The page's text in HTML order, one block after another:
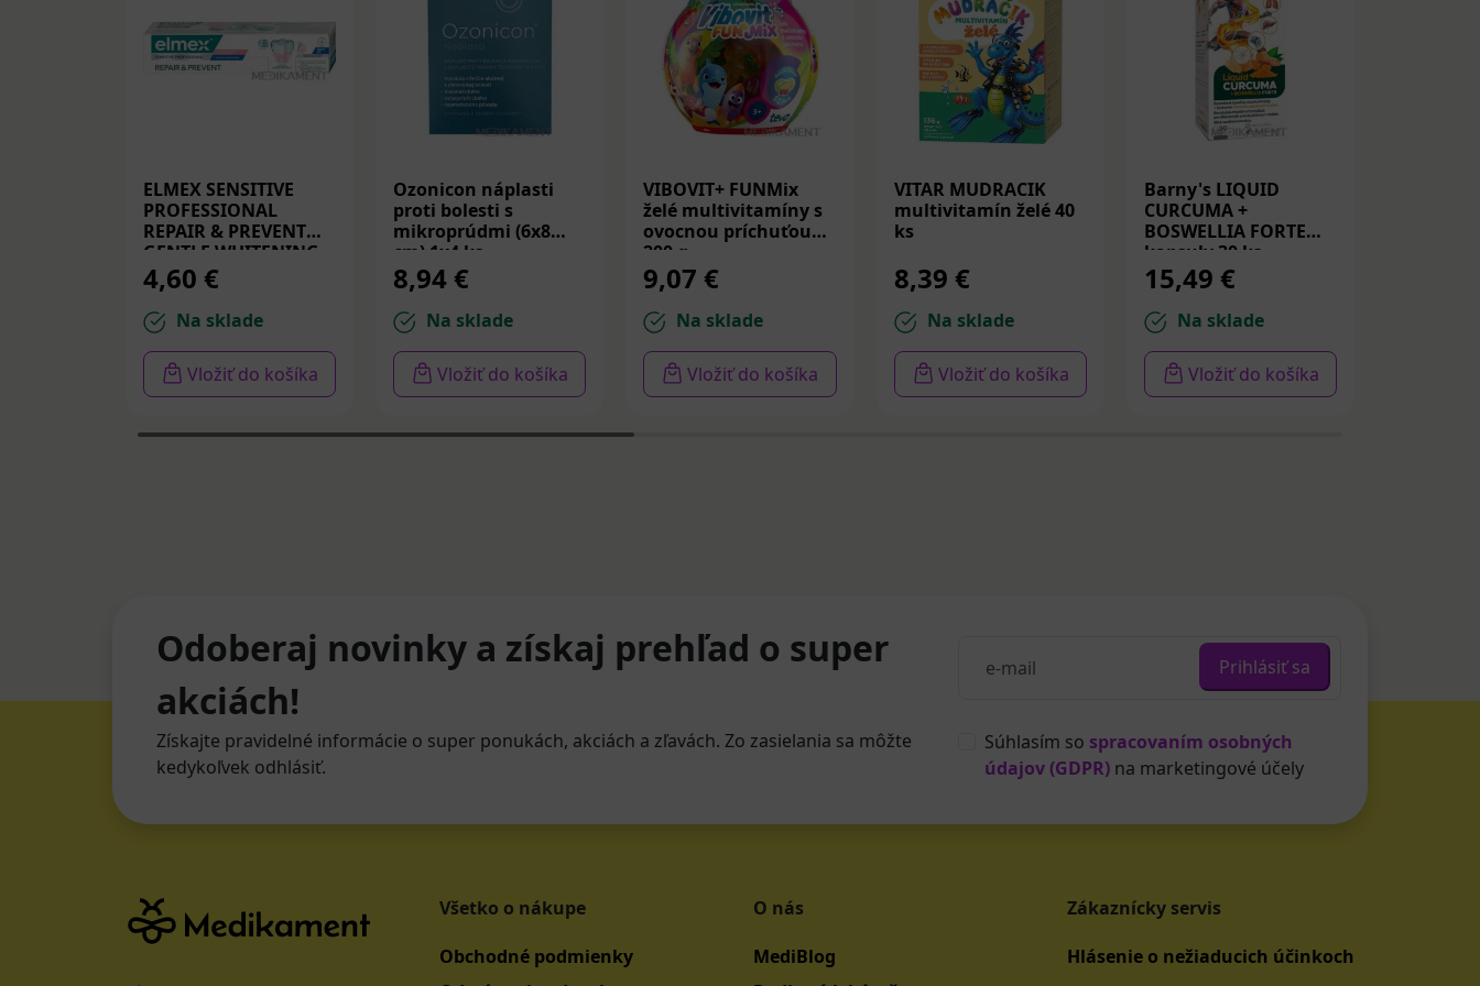
ELMEX SENSITIVE
PROFESSIONAL
REPAIR & PREVENT
GENTLE WHITENING,
zubná pasta 75 ml
4,60 €
Na sklade
Vložiť do košíka
Ozonicon náplasti
proti bolesti s
mikroprúdmi (6x8
cm) 1x4 ks
8,94 €
Na sklade
Vložiť do košíka
VIBOVIT+ FUNMix
želé multivitamíny s
ovocnou príchuťou
200 g
9,07 €
Na sklade
Vložiť do košíka
VITAR MUDRACIK
multivitamín želé 40
ks
8,39 €
Na sklade
Vložiť do košíka
Barny's LIQUID
CURCUMA +
BOSWELLIA FORTE
kapsuly 30 ks
15,49 €
Na sklade
Vložiť do košíka
Odoberaj novinky a získaj prehľad o super
akciách!
Získajte pravidelné informácie o super ponukách, akciách a zľavách. Zo zasielania sa môžte
kedykoľvek odhlásiť.
Prihlásiť sa
Súhlasím so spracovaním osobných
údajov (GDPR) na marketingové účely
Všetko o nákupe
Obchodné podmienky
O nás
MediBlog
Zákaznícky servis
Hlásenie o nežiaducich účinkoch